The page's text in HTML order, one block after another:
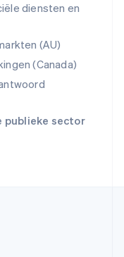
diensten en
(AU)
(Canada)
publieke sector